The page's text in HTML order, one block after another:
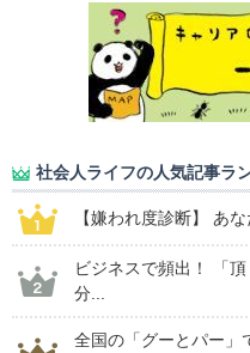
社会人ライフの人気記事ラ
【嫌われ度診断】 あ
ビジネスで頻出！ 「
分...
全国の「グーとパー」